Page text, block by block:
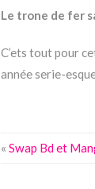
Le trone de fer
C’ets tout pour
année serie-
« Swap Bd et